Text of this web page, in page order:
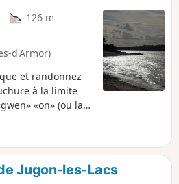
-126 m
d'Armor)
et randonnez
à la limite
«on» (ou la
mystérieuse
des
embouchure : la
Jugon-les-Lacs